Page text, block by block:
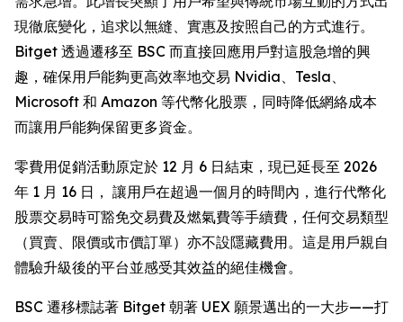
現徹底變化，追求以無縫、實惠及按照自己的方式進行。
Bitget 透過遷移至 BSC 而直接回應用戶對這股急增的興
趣，確保用戶能夠更高效率地交易 Nvidia、Tesla、
Microsoft 和 Amazon 等代幣化股票，同時降低網絡成本
而讓用戶能夠保留更多資金。
零費用促銷活動原定於 12 月 6 日結束，現已延長至 2026
年 1 月 16 日， 讓用戶在超過一個月的時間內，進行代幣化
股票交易時可豁免交易費及燃氣費等手續費，任何交易類型
（買賣、限價或市價訂單）亦不設隱藏費用。這是用戶親自
體驗升級後的平台並感受其效益的絕佳機會。
BSC 遷移標誌著 Bitget 朝著 UEX 願景邁出的一大步——打